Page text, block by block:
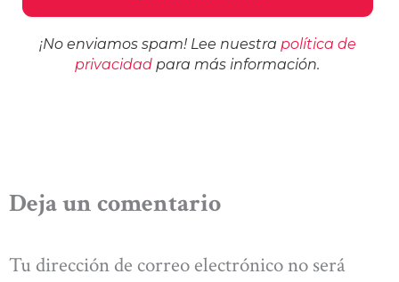
¡No enviamos spam! Lee nuestra política de
privacidad para más información.
Deja un comentario
Tu dirección de correo electrónico no será